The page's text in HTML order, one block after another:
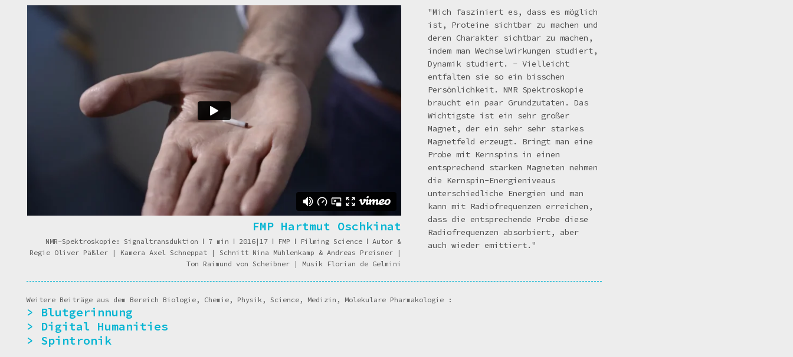
FMP Hartmut Oschkinat
NMR-Spektroskopie: Signaltransduktion ǀ 7 min ǀ 2016|17 ǀ FMP ǀ Filming Science ǀ Autor &
Regie Oliver Päßler | Kamera Axel Schneppat | Schnitt Nina Mühlenkamp & Andreas Preisner |
Ton Raimund von Scheibner | Musik Florian de Gelmini
"Mich fasziniert es, dass es möglich
ist, Proteine sichtbar zu machen und
deren Charakter sichtbar zu machen,
indem man Wechselwirkungen studiert,
Dynamik studiert. - Vielleicht
entfalten sie so ein bisschen
Persönlichkeit. NMR Spektroskopie
braucht ein paar Grundzutaten. Das
Wichtigste ist ein sehr großer
Magnet, der ein sehr sehr starkes
Magnetfeld erzeugt. Bringt man eine
Probe mit Kernspins in einen
entsprechend starken Magneten nehmen
die Kernspin-Energieniveaus
unterschiedliche Energien und man
kann mit Radiofrequenzen erreichen,
dass die entsprechende Probe diese
Radiofrequenzen absorbiert, aber
auch wieder emittiert."
Weitere Beiträge aus dem Bereich Biologie, Chemie, Physik, Science, Medizin, Molekulare Pharmakologie :
Blutgerinnung
Digital Humanities
Spintronik